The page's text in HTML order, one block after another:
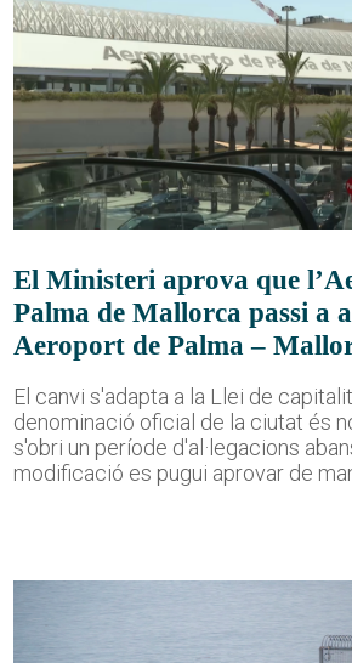
El Ministeri aprova que
Palma de Mallorca passi a
Aeroport de Palma –
El canvi s'adapta a la Llei de
denominació oficial de la ciutat és
s'obri un període d'al·legacions
modificació es pugui aprovar de